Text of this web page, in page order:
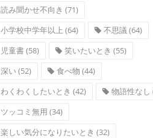
読み聞かせ不向き (71)
小学校中学年以上 (64) 不思議(64)
児童書(58) 笑いたいとき (55)
深い(52) 食べ物 (44)
わくわくしたいとき (42) 物語性なし
ツッコミ無用 (34)
楽しい気分になりたいとき (32)